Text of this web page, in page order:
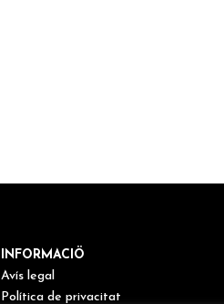
INFORMACIÖ
Avís legal
Política de privacitat